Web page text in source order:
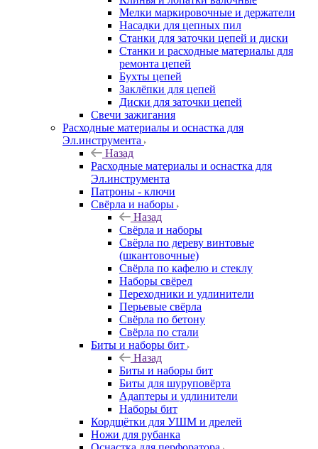
Мелки маркировочные и держатели
Насадки для цепных пил
Станки для заточки цепей и диски
Станки и расходные материалы для
ремонта цепей
Бухты цепей
Заклёпки для цепей
Диски для заточки цепей
Свечи зажигания
Расходные материалы и оснастка для
Эл.инструмента
Назад
Расходные материалы и оснастка для
Эл.инструмента
Патроны - ключи
Свёрла и наборы
Назад
Свёрла и наборы
Свёрла по дереву винтовые
(шкантовочные)
Свёрла по кафелю и стеклу
Наборы свёрел
Переходники и удлинители
Перьевые свёрла
Свёрла по бетону
Свёрла по стали
Биты и наборы бит
Назад
Биты и наборы бит
Биты для шуруповёрта
Адаптеры и удлинители
Наборы бит
Кордщётки для УШМ и дрелей
Ножи для рубанка